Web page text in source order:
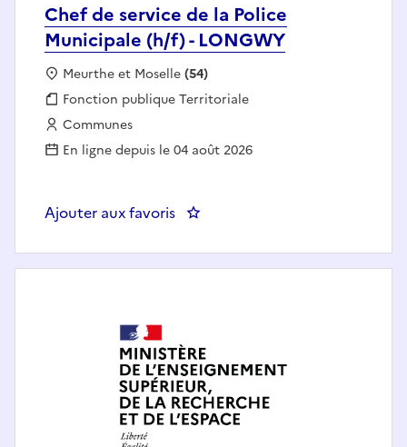
Chef de service de la Police
Municipale (h/f) - LONGWY
Localisation :
Meurthe et Moselle(54)
Fonction publique :
Fonction publique Territoriale
Employeur :
Communes
En ligne depuis le 04 août 2026
Ajouter aux favoris : Chef de service de la Police